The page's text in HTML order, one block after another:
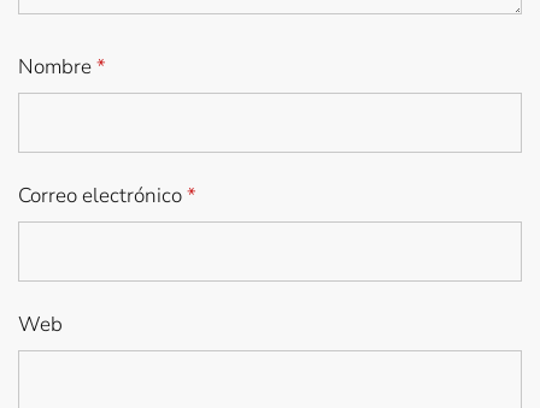
Nombre*
Correo electrónico*
Web